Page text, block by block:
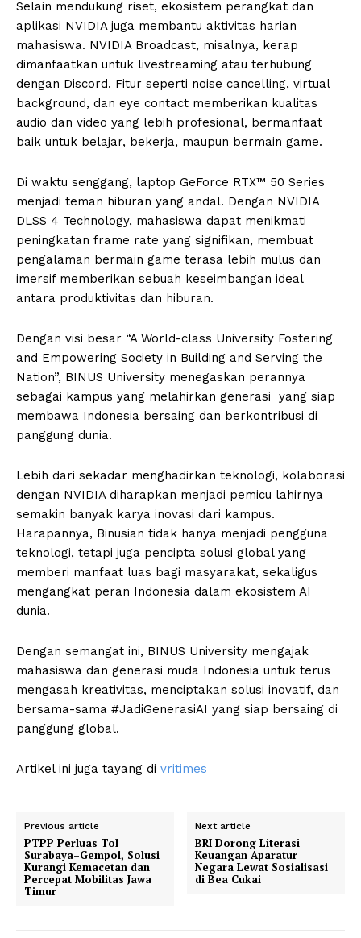
Selain mendukung riset, ekosistem perangkat dan
aplikasi NVIDIA juga membantu aktivitas harian
mahasiswa. NVIDIA Broadcast, misalnya, kerap
dimanfaatkan untuk livestreaming atau terhubung
dengan Discord. Fitur seperti noise cancelling, virtual
background, dan eye contact memberikan kualitas
audio dan video yang lebih profesional, bermanfaat
baik untuk belajar, bekerja, maupun bermain game.
Di waktu senggang, laptop GeForce RTX™ 50 Series
menjadi teman hiburan yang andal. Dengan NVIDIA
DLSS 4 Technology, mahasiswa dapat menikmati
peningkatan frame rate yang signifikan, membuat
pengalaman bermain game terasa lebih mulus dan
imersif memberikan sebuah keseimbangan ideal
antara produktivitas dan hiburan.
Dengan visi besar “A World-class University Fostering
and Empowering Society in Building and Serving the
Nation”, BINUS University menegaskan perannya
sebagai kampus yang melahirkan generasi yang siap
membawa Indonesia bersaing dan berkontribusi di
panggung dunia.
Lebih dari sekadar menghadirkan teknologi, kolaborasi
dengan NVIDIA diharapkan menjadi pemicu lahirnya
semakin banyak karya inovasi dari kampus.
Harapannya, Binusian tidak hanya menjadi pengguna
teknologi, tetapi juga pencipta solusi global yang
memberi manfaat luas bagi masyarakat, sekaligus
mengangkat peran Indonesia dalam ekosistem AI
dunia.
Dengan semangat ini, BINUS University mengajak
mahasiswa dan generasi muda Indonesia untuk terus
mengasah kreativitas, menciptakan solusi inovatif, dan
bersama-sama #JadiGenerasiAI yang siap bersaing di
panggung global.
Artikel ini juga tayang di vritimes
Previous article
PTPP Perluas Tol
Surabaya–Gempol, Solusi
Kurangi Kemacetan dan
Percepat Mobilitas Jawa
Timur
Next article
BRI Dorong Literasi
Keuangan Aparatur
Negara Lewat Sosialisasi
di Bea Cukai